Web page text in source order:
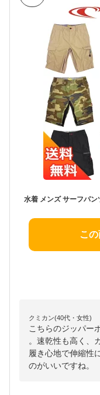
こ
クミカン(40代・女性)
こちらのジッパー
。速乾性も高く、
履き心地で伸縮性
のがいいですね。